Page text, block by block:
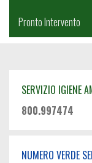
Pronto Intervento
SERVIZIO IGIENE
800.997474
NUMERO VERDE